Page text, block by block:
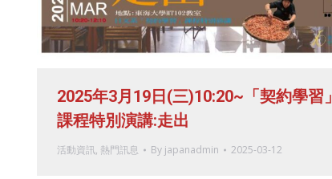
2025年3月19日(三)10:20~「契約學習」
課程特別演講:走出
活動資訊, 熱門訊息 By japanadmin 2025-03-12